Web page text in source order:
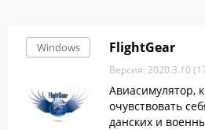
Windows FlightGear
Версия: 2020.3.10
Авиасимулятор,
очувствовать
данских и